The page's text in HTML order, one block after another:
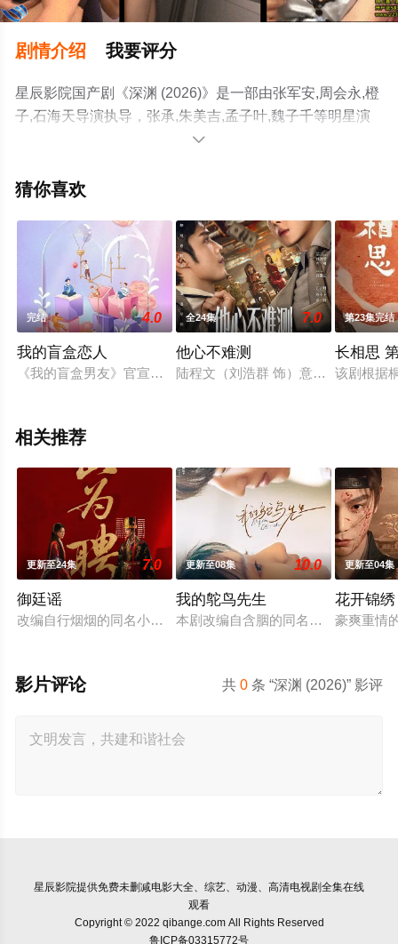
剧情介绍 我要评分
星辰影院国产剧《深渊 (2026)》是一部由张军安,周会永,橙
子,石海天导演执导，张承,朱美吉,孟子叶,魏子千等明星演
员精彩演绎的中国大陆电视剧，大结局剧情已揭晓（第23
就上星辰电影网，热播电视剧提前免费观看，更多剧情信

猜你喜欢
完结 4.0
我的盲盒恋人
《我的盲盒男友》官宣开机，该剧由王凯执导，李子璇领衔主
全24集 7.0
他心不难测
陆程文（刘浩群 饰）意外进入小说
第23集完结
长相思
该剧根据
相关推荐
更新至24集 7.0
御廷谣
改编自行烟烟的同名小说。孟廷辉，大平王朝有史以来个以女
更新至08集 10.0
我的鸵鸟先生
本剧改编自含胭的同名小说，讲述了
更新至04集
花开锦绣
豪爽重情
共0 条 “深渊 (2026)” 影评
影片评论
星辰影院提供免费未删减电影大全、综艺、动漫、高清电视剧全集在线
观看
Copyright © 2022 qibange.com All Rights Reserved
鲁ICP备03315772号